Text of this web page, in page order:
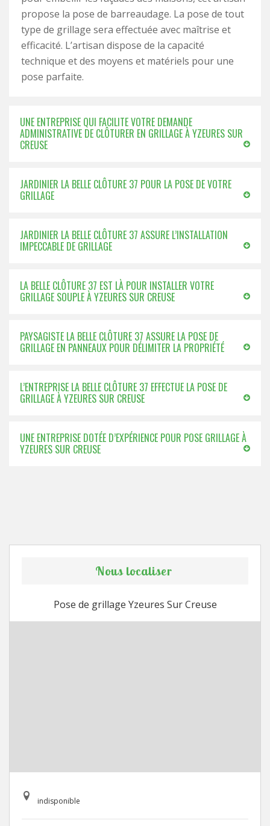
propose la pose de barreaudage. La pose de tout
type de grillage sera effectuée avec maîtrise et
efficacité. L’artisan dispose de la capacité
technique et des moyens et matériels pour une
pose parfaite.
UNE ENTREPRISE QUI FACILITE VOTRE DEMANDE
ADMINISTRATIVE DE CLÔTURER EN GRILLAGE À YZEURES SUR
CREUSE
JARDINIER LA BELLE CLÔTURE 37 POUR LA POSE DE VOTRE
GRILLAGE
JARDINIER LA BELLE CLÔTURE 37 ASSURE L’INSTALLATION
IMPECCABLE DE GRILLAGE
LA BELLE CLÔTURE 37 EST LÀ POUR INSTALLER VOTRE
GRILLAGE SOUPLE À YZEURES SUR CREUSE
PAYSAGISTE LA BELLE CLÔTURE 37 ASSURE LA POSE DE
GRILLAGE EN PANNEAUX POUR DÉLIMITER LA PROPRIÉTÉ
L’ENTREPRISE LA BELLE CLÔTURE 37 EFFECTUE LA POSE DE
GRILLAGE À YZEURES SUR CREUSE
UNE ENTREPRISE DOTÉE D’EXPÉRIENCE POUR POSE GRILLAGE À
YZEURES SUR CREUSE
Nous localiser
Pose de grillage Yzeures Sur Creuse
indisponible